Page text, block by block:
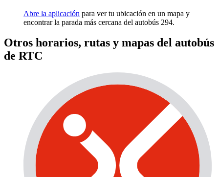
Abre la aplicación para ver tu ubicación en un mapa y
encontrar la parada más cercana del autobús 294.
Otros horarios, rutas y mapas del autobús
de RTC